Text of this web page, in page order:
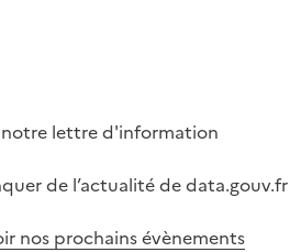
lettre d'information
de l’actualité de
nos prochains évènements